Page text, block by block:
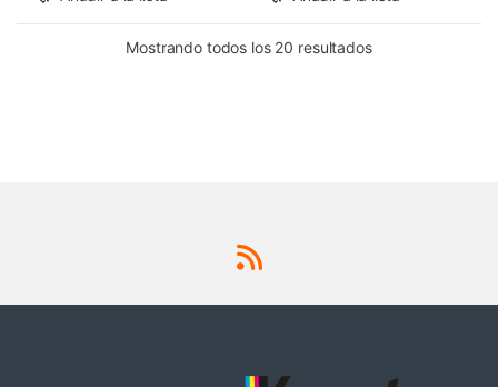
Mostrando todos los 20 resultadosSorted by latest